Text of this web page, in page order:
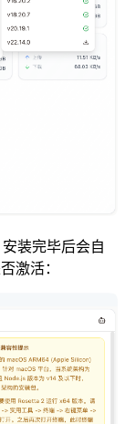
装完毕后会自
激活：